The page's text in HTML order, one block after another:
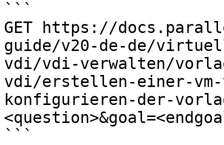
```
GET https://
guide/v20-de-de/
vdi/vdi-verwalten/
vdi/erstellen-einer-
konfigurieren-der-
```